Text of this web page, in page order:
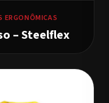
ERGONÔMICAS
– Steelflex